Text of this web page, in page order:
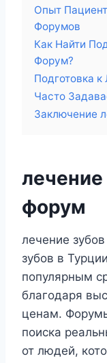
Опыт
Форумов
Как Найти
Форум?
Подготовка
Часто
Заключение
лечение
форум
лечение
зубов в
популярным
благодаря
ценам.
поиска
от людей,